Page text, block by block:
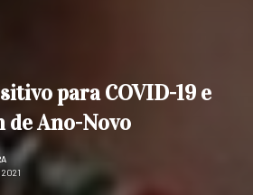
para COVID-19 e
de Ano-Novo
2021